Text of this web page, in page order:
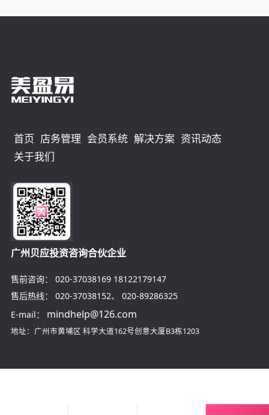
首页 店务管理 会员系统 解决方案 资讯动态
关于我们
广州贝应投资咨询合伙企业
售前咨询： 020-37038169 18122179147
售后热线：
020-37038152、 020-89286325
E-mail：
mindhelp@126.com
地址：广州市黄埔区 科学大道162号创意大厦B3栋1203